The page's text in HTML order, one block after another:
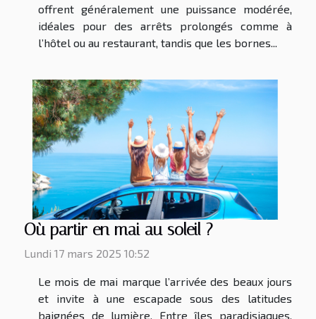
offrent généralement une puissance modérée,
idéales pour des arrêts prolongés comme à
l’hôtel ou au restaurant, tandis que les bornes...
Où partir en mai au soleil ?
Lundi 17 mars 2025 10:52
Le mois de mai marque l’arrivée des beaux jours
et invite à une escapade sous des latitudes
baignées de lumière. Entre îles paradisiaques,